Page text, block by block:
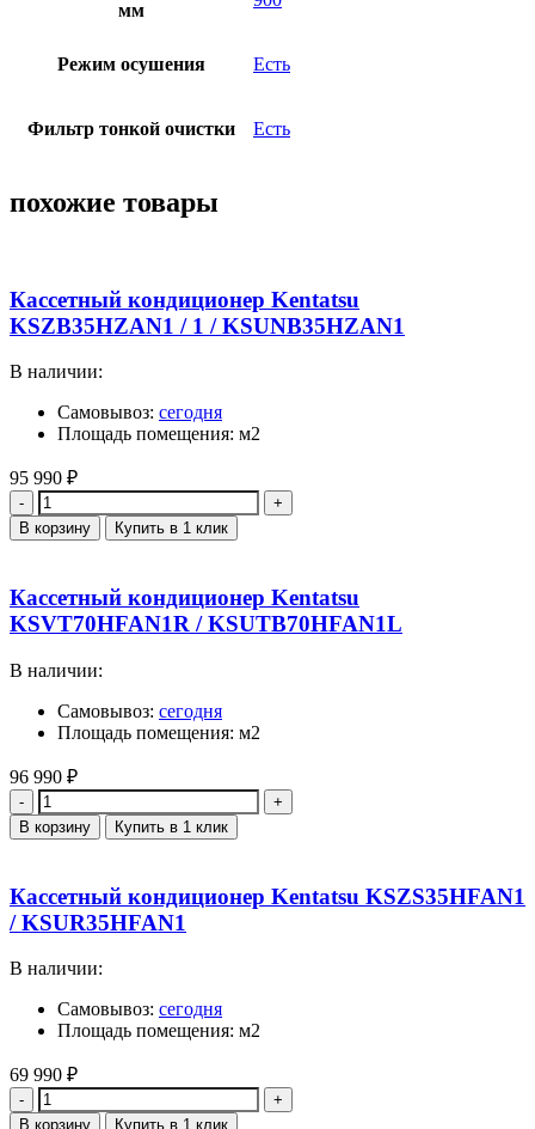
мм
Режим осушения Есть
Фильтр тонкой очистки Есть
похожие товары
Кассетный кондиционер Kentatsu
KSZB35HZAN1 / 1 / KSUNB35HZAN1
В наличии:
Самовывоз: сегодня
Площадь помещения: м2
95 990 ₽
Количество
В корзину Купить в 1 клик
Кассетный кондиционер Kentatsu
KSVT70HFAN1R / KSUTB70HFAN1L
В наличии:
Самовывоз: сегодня
Площадь помещения: м2
96 990 ₽
Количество
В корзину Купить в 1 клик
Кассетный кондиционер Kentatsu KSZS35HFAN1
/ KSUR35HFAN1
В наличии:
Самовывоз: сегодня
Площадь помещения: м2
69 990 ₽
Количество
В корзину Купить в 1 клик